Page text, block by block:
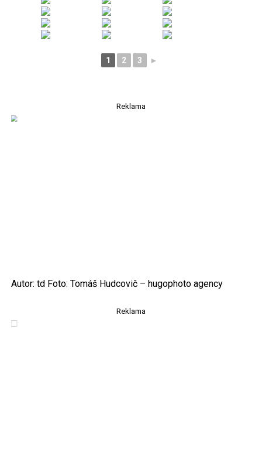
1 2 3 ►
Reklama
Autor: td Foto: Tomáš Hudcovič – hugophoto agency
Reklama